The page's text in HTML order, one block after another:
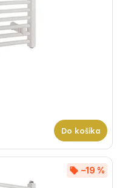
Do košíka
–19 %